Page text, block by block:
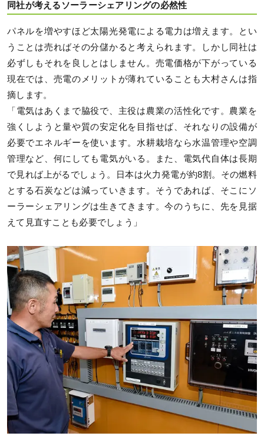
同社が考えるソーラーシェアリングの必然性
パネルを増やすほど太陽光発電による電力は増えます。とい
うことは売ればその分儲かると考えられます。しかし同社は
必ずしもそれを良しとはしません。売電価格が下がっている
現在では、売電のメリットが薄れていることも大村さんは指
摘します。
「電気はあくまで脇役で、主役は農業の活性化です。農業を
強くしようと量や質の安定化を目指せば、それなりの設備が
必要でエネルギーを使います。水耕栽培なら水温管理や空調
管理など、何にしても電気がいる。また、電気代自体は長期
で見れば上がるでしょう。日本は火力発電が約8割。その燃料
とする石炭などは減っていきます。そうであれば、そこにソ
ーラーシェアリングは生きてきます。今のうちに、先を見据
えて見直すことも必要でしょう」